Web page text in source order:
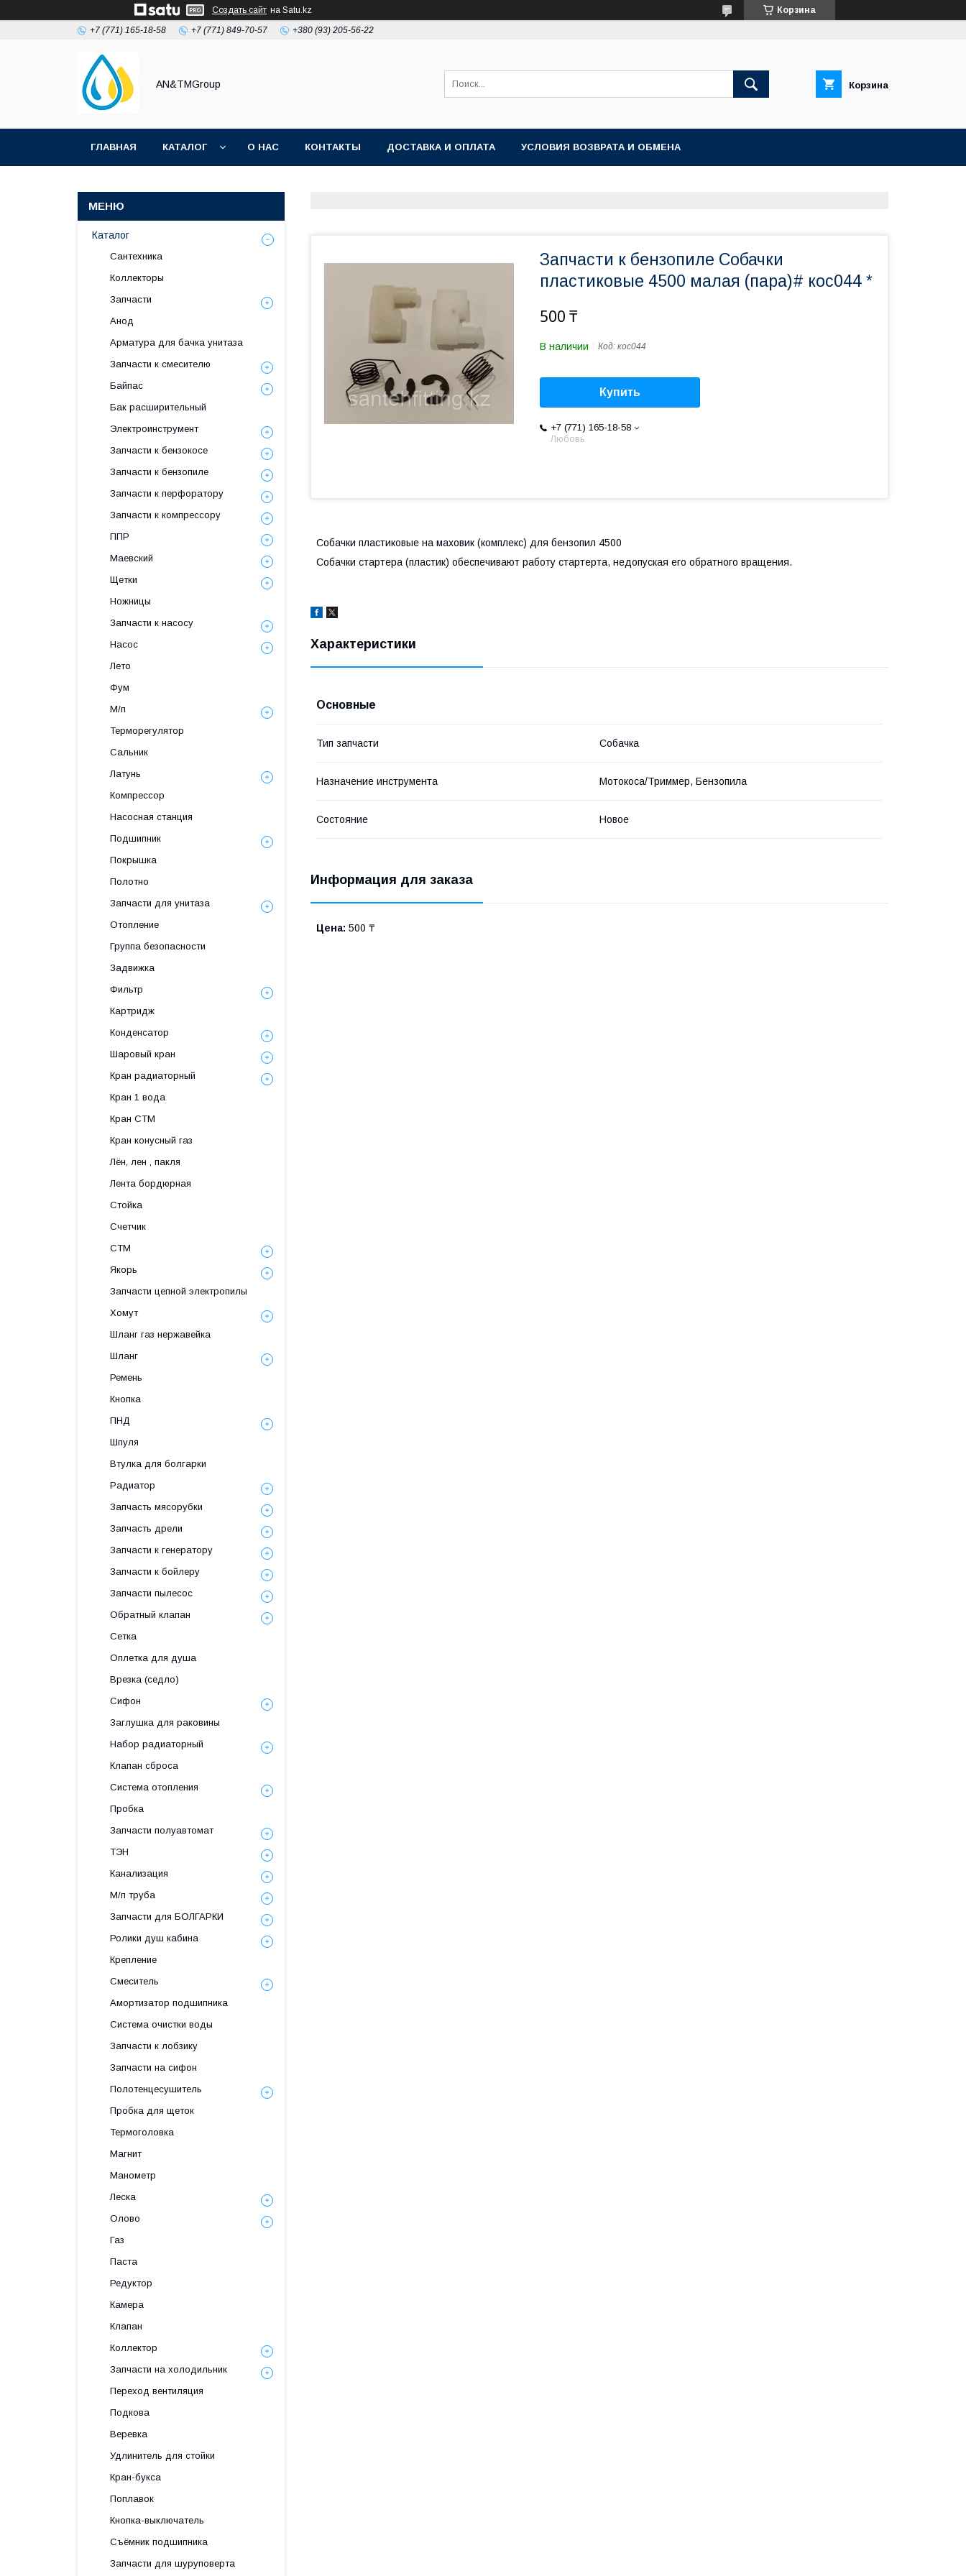
Создать сайт на Satu.kz Корзина
+7 (771) 165-18-58 +7 (771) 849-70-57 +380 (93) 205-56-22
AN&TMGroup Корзина
ГЛАВНАЯ КАТАЛОГ О НАС КОНТАКТЫ ДОСТАВКА И ОПЛАТА УСЛОВИЯ ВОЗВРАТА И ОБМЕНА
Запчасти к бензопиле Собачки
пластиковые 4500 малая (пара)# кос044 *
500 ₸
В наличии Код: кос044
Купить
+7 (771) 165-18-58
Любовь
Собачки пластиковые на маховик (комплекс) для бензопил 4500
Собачки стартера (пластик) обеспечивают работу стартерта, недопуская его обратного вращения.
Характеристики
Основные
Тип запчасти Cобачка
Назначение инструмента Мотокоса/Триммер, Бензопила
Состояние Новое
Информация для заказа
Цена: 500 ₸
Каталог
Сантехника
Коллекторы
Запчасти
Анод
Арматура для бачка унитаза
Запчасти к смесителю
Байпас
Бак расширительный
Электроинструмент
Запчасти к бензокосе
Запчасти к бензопиле
Запчасти к перфоратору
Запчасти к компрессору
ППР
Маевский
Щетки
Ножницы
Запчасти к насосу
Насос
Лето
Фум
М/п
Терморегулятор
Сальник
Латунь
Компрессор
Насосная станция
Подшипник
Покрышка
Полотно
Запчасти для унитаза
Отопление
Группа безопасности
Задвижка
Фильтр
Картридж
Конденсатор
Шаровый кран
Кран радиаторный
Кран 1 вода
Кран СТМ
Кран конусный газ
Лён, лен , пакля
Лента бордюрная
Стойка
Счетчик
СТМ
Якорь
Запчасти цепной электропилы
Хомут
Шланг газ нержавейка
Шланг
Ремень
Кнопка
ПНД
Шпуля
Втулка для болгарки
Радиатор
Запчасть мясорубки
Запчасть дрели
Запчасти к генератору
Запчасти к бойлеру
Запчасти пылесос
Обратный клапан
Сетка
Оплетка для душа
Врезка (седло)
Сифон
Заглушка для раковины
Набор радиаторный
Клапан сброса
Система отопления
Пробка
Запчасти полуавтомат
ТЭН
Канализация
М/п труба
Запчасти для БОЛГАРКИ
Ролики душ кабина
Крепление
Смеситель
Амортизатор подшипника
Система очистки воды
Запчасти к лобзику
Запчасти на сифон
Полотенцесушитель
Пробка для щеток
Термоголовка
Магнит
Манометр
Леска
Олово
Газ
Паста
Редуктор
Камера
Клапан
Коллектор
Запчасти на холодильник
Переход вентиляция
Подкова
Веревка
Удлинитель для стойки
Кран-букса
Поплавок
Кнопка-выключатель
Съёмник подшипника
Запчасти для шуруповерта